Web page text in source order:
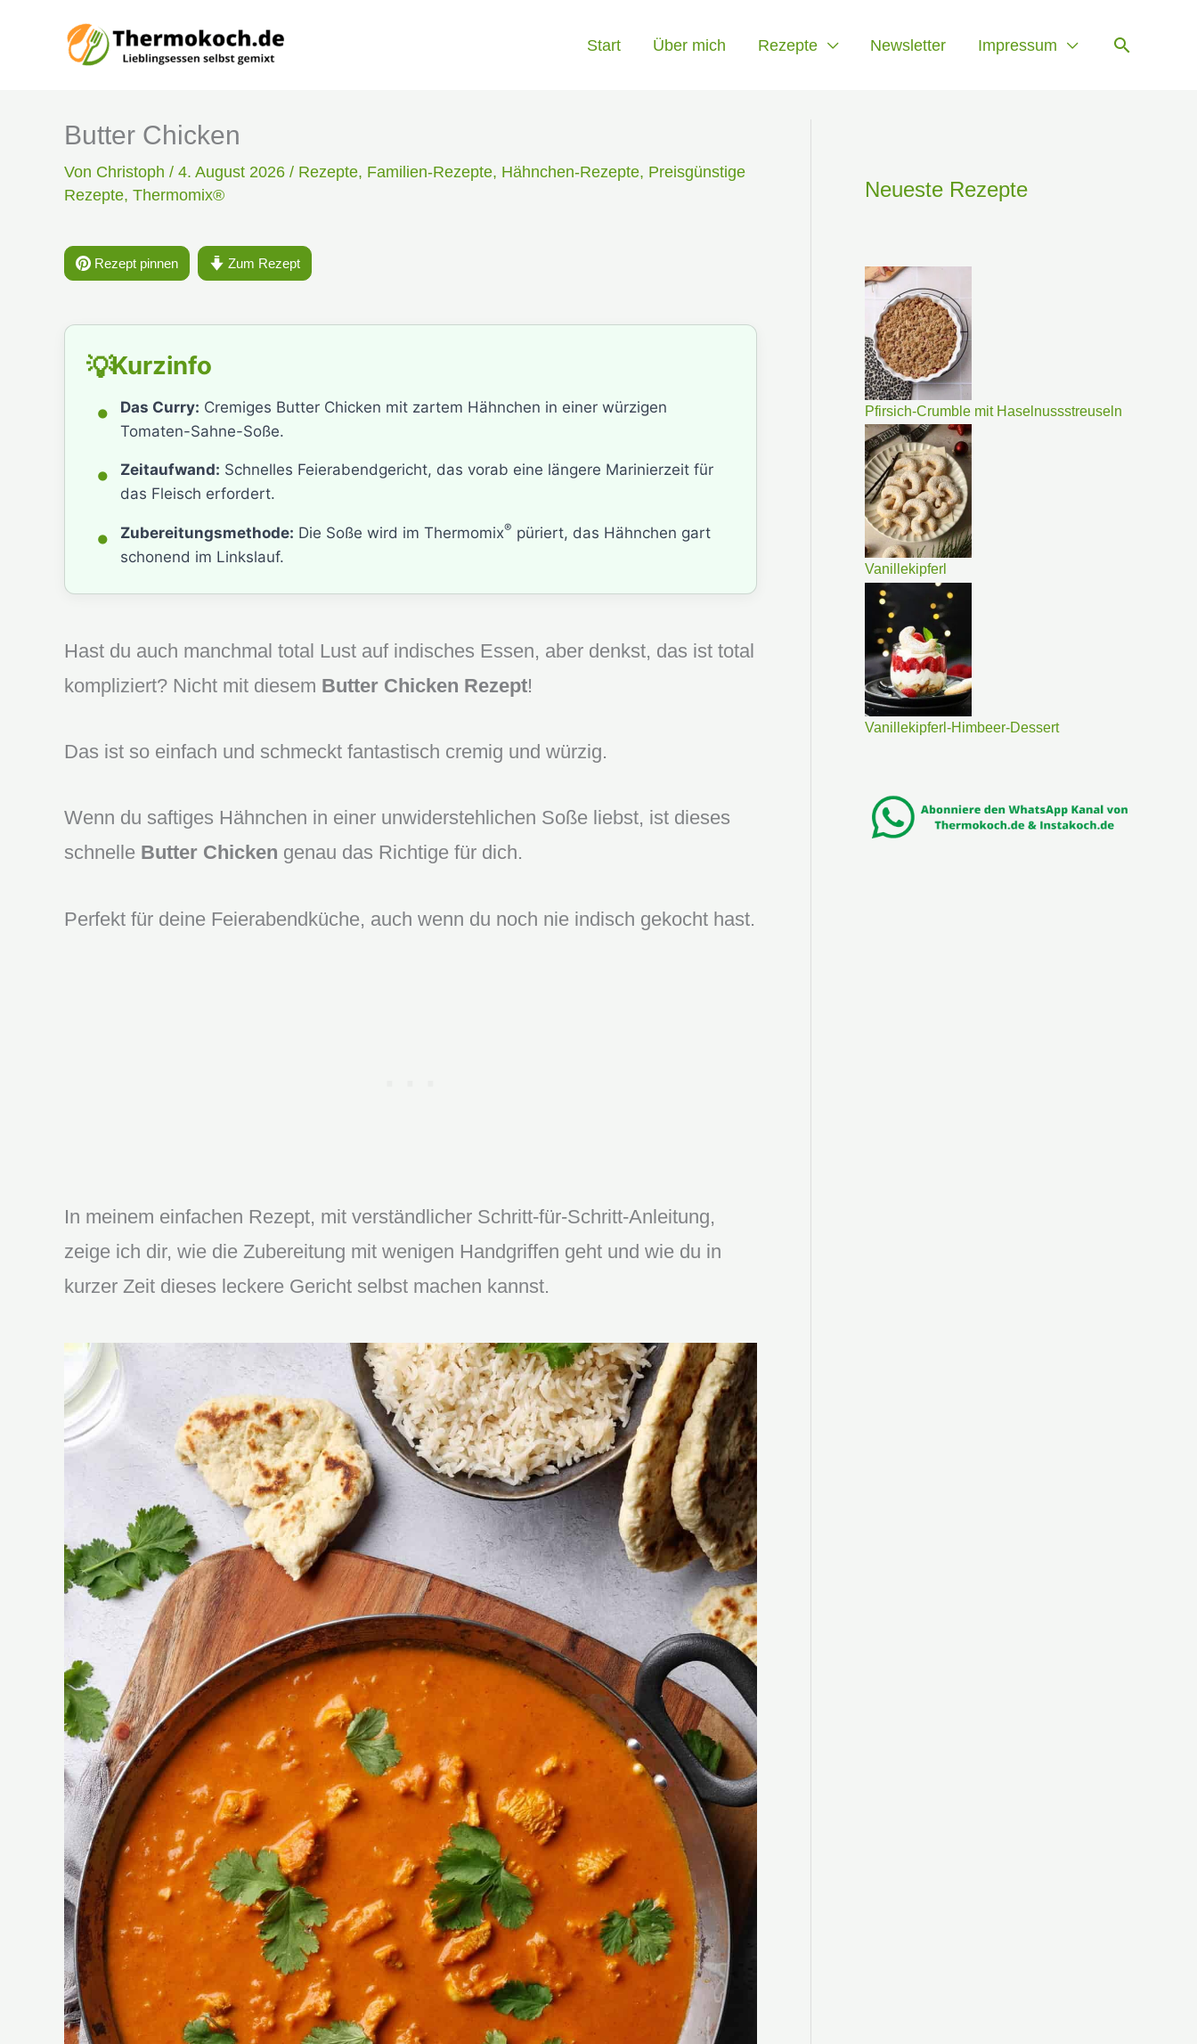
Start Über mich Rezepte Newsletter Impressum Suchen
Butter Chicken
Von Christoph / 4. August 2026 / Rezepte, Familien-Rezepte, Hähnchen-Rezepte, Preisgünstige
Rezepte, Thermomix®
Rezept pinnen Zum Rezept
💡Kurzinfo
• Das Curry: Cremiges Butter Chicken mit zartem Hähnchen in einer würzigen
Tomaten-Sahne-Soße.
• Zeitaufwand: Schnelles Feierabendgericht, das vorab eine längere Marinierzeit für
das Fleisch erfordert.
• Zubereitungsmethode: Die Soße wird im Thermomix® püriert, das Hähnchen gart
schonend im Linkslauf.
Hast du auch manchmal total Lust auf indisches Essen, aber denkst, das ist total
kompliziert? Nicht mit diesem Butter Chicken Rezept!
Das ist so einfach und schmeckt fantastisch cremig und würzig.
Wenn du saftiges Hähnchen in einer unwiderstehlichen Soße liebst, ist dieses
schnelle Butter Chicken genau das Richtige für dich.
Perfekt für deine Feierabendküche, auch wenn du noch nie indisch gekocht hast.
In meinem einfachen Rezept, mit verständlicher Schritt-für-Schritt-Anleitung,
zeige ich dir, wie die Zubereitung mit wenigen Handgriffen geht und wie du in
kurzer Zeit dieses leckere Gericht selbst machen kannst.
Neueste Rezepte
Pfirsich-Crumble mit Haselnussstreuseln
Vanillekipferl
Vanillekipferl-Himbeer-Dessert